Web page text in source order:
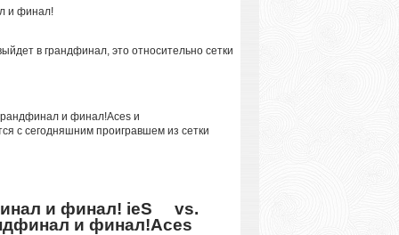
в грандфинал, это относительно сетки
Aces и
с сегодняшним проигравшем из сетки
ieS vs.
Aces